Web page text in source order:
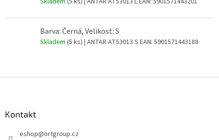
Barva: Černá, Velikost: S
Skladem (5 ks) | ANTAR AT53013 S EAN: 5901571443188
Kontakt
eshop@ortgroup.cz